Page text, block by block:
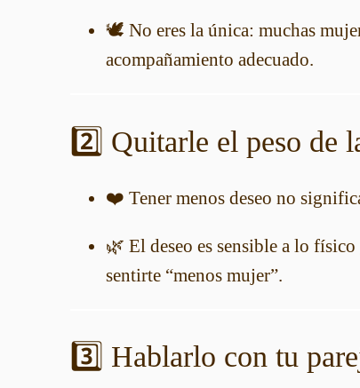
🕊️ No eres la única: muchas
acompañamiento adecuado.
2️⃣ Quitarle el peso de
❤️ Tener menos deseo no
🌿 El deseo es sensible a lo
sentirte “menos mujer”.
3️⃣ Hablarlo con tu